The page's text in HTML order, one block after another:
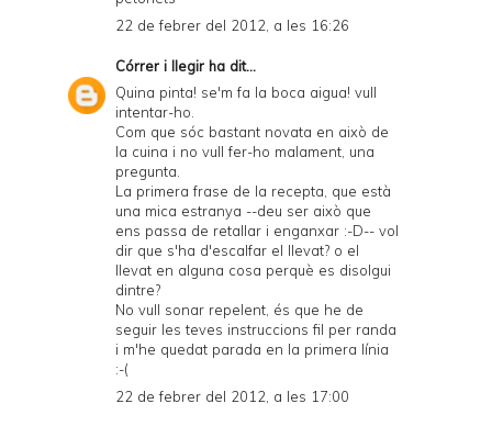
22 de febrer del 2012, a les 16:26
Córrer i llegir ha dit...
Quina pinta! se'm fa la boca aigua! vull
intentar-ho.
Com que sóc bastant novata en això de
la cuina i no vull fer-ho malament, una
pregunta.
La primera frase de la recepta, que està
una mica estranya --deu ser això que
ens passa de retallar i enganxar :-D-- vol
dir que s'ha d'escalfar el llevat? o el
llevat en alguna cosa perquè es disolgui
dintre?
No vull sonar repelent, és que he de
seguir les teves instruccions fil per randa
i m'he quedat parada en la primera línia
:-(
22 de febrer del 2012, a les 17:00